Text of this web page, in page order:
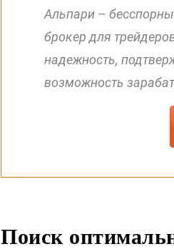
Альпари –
брокер для
надежность,
возможность
Поиск